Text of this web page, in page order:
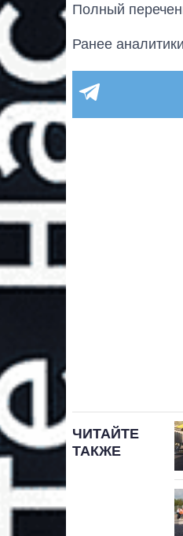
Полный
Ранее
ЧИТАЙТЕ
ТАКЖЕ